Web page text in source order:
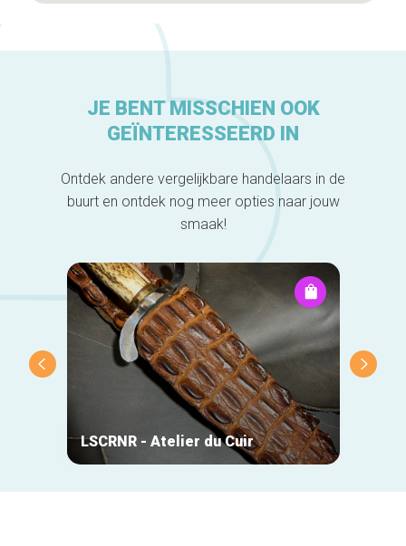
JE BENT MISSCHIEN OOK
GEÏNTERESSEERD IN
Ontdek andere vergelijkbare handelaars in de
buurt en ontdek nog meer opties naar jouw
smaak!
LSCRNR - Atelier du Cuir